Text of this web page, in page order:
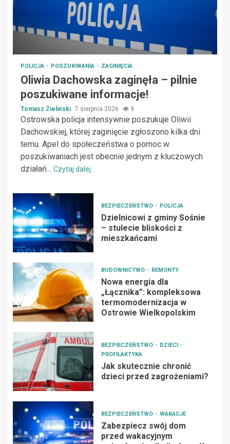
POLICJA POSZUKIWANIA ZAGINIĘCIA
Oliwia Dachowska zaginęła – pilnie
poszukiwane informacje!
Tomasz Zieliński 7 sierpnia 2026 9
Ostrowska policja intensywnie poszukuje Oliwii
Dachowskiej, której zaginięcie zgłoszono kilka dni
temu. Apel do społeczeństwa o pomoc w
poszukiwaniach jest obecnie jednym z kluczowych
działań... Czytaj dalej
BEZPIECZEŃSTWO POLICJA
Dzielnicowi z gminy Sośnie
– stulecie bliskości z
mieszkańcami
BUDOWNICTWO REMONTY
Nowa energia dla
„Łącznika”: kompleksowa
termomodernizacja w
Ostrowie Wielkopolskim
BEZPIECZEŃSTWO
DZIECI
PROFILAKTYKA
Jak skutecznie chronić
dzieci przed zagrożeniami?
BEZPIECZEŃSTWO WAKACJE
Zabezpiecz swój dom
przed wakacyjnym